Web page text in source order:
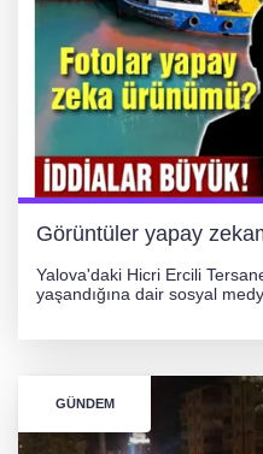
Görüntüler yapay
Yalova'daki Hicri Ercili
yaşandığına dair sosyal
GÜNDEM